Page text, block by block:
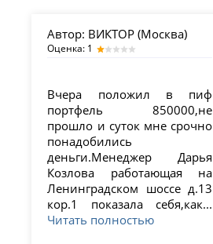
Автор: ВИКТОР (Москва)
Оценка: 1
Вчера положил в пиф
портфель 850000,не
прошло и суток мне срочно
понадобились
деньги.Менеджер Дарья
Козлова работающая на
Ленинградском шоссе д.13
кор.1 показала себя,как...
Читать полностью